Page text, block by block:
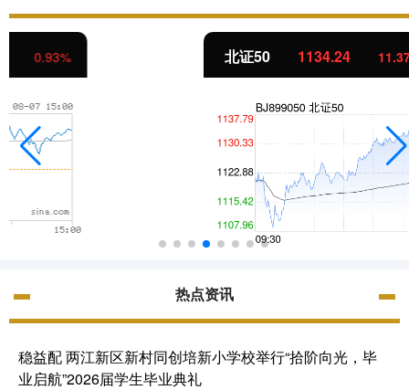
11.37 1.01%
热点资讯
稳益配 两江新区新村同创培新小学校举行“拾阶向光，毕
业启航”2026届学生毕业典礼